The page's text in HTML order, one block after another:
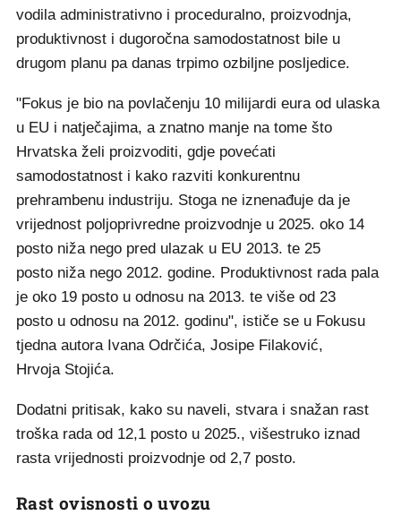
vodila administrativno i proceduralno, proizvodnja,
produktivnost i dugoročna samodostatnost bile u
drugom planu pa danas trpimo ozbiljne posljedice.
"Fokus je bio na povlačenju 10 milijardi eura od ulaska
u EU i natječajima, a znatno manje na tome što
Hrvatska želi proizvoditi, gdje povećati
samodostatnost i kako razviti konkurentnu
prehrambenu industriju. Stoga ne iznenađuje da je
vrijednost poljoprivredne proizvodnje u 2025. oko 14
posto niža nego pred ulazak u EU 2013. te 25
posto niža nego 2012. godine. Produktivnost rada pala
je oko 19 posto u odnosu na 2013. te više od 23
posto u odnosu na 2012. godinu", ističe se u Fokusu
tjedna autora Ivana Odrčića, Josipe Filaković,
Hrvoja Stojića.
Dodatni pritisak, kako su naveli, stvara i snažan rast
troška rada od 12,1 posto u 2025., višestruko iznad
rasta vrijednosti proizvodnje od 2,7 posto.
Rast ovisnosti o uvozu